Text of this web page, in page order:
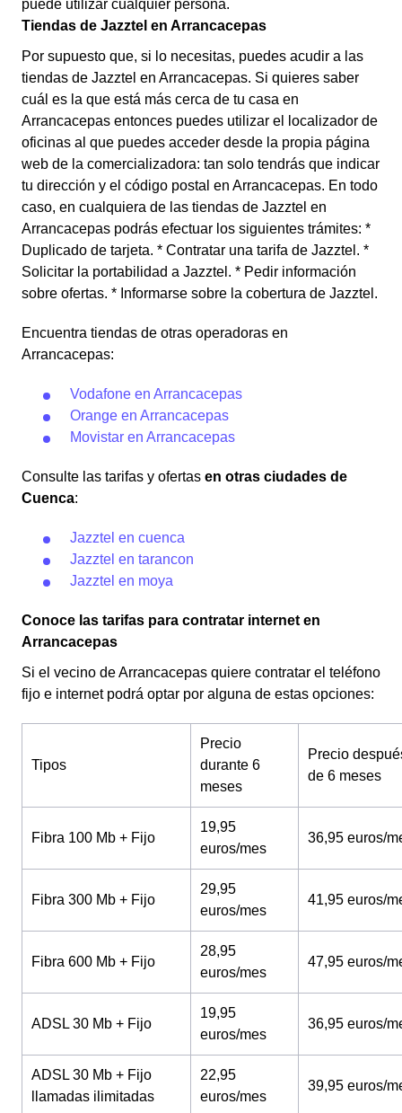
puede utilizar cualquier persona.
Tiendas de Jazztel en Arrancacepas
Por supuesto que, si lo necesitas, puedes acudir a las
tiendas de Jazztel en Arrancacepas. Si quieres saber
cuál es la que está más cerca de tu casa en
Arrancacepas entonces puedes utilizar el localizador de
oficinas al que puedes acceder desde la propia página
web de la comercializadora: tan solo tendrás que indicar
tu dirección y el código postal en Arrancacepas. En todo
caso, en cualquiera de las tiendas de Jazztel en
Arrancacepas podrás efectuar los siguientes trámites: *
Duplicado de tarjeta. * Contratar una tarifa de Jazztel. *
Solicitar la portabilidad a Jazztel. * Pedir información
sobre ofertas. * Informarse sobre la cobertura de Jazztel.
Encuentra tiendas de otras operadoras en
Arrancacepas:
Vodafone en Arrancacepas
Orange en Arrancacepas
Movistar en Arrancacepas
Consulte las tarifas y ofertas en otras ciudades de
Cuenca:
Jazztel en cuenca
Jazztel en tarancon
Jazztel en moya
Conoce las tarifas para contratar internet en
Arrancacepas
Si el vecino de Arrancacepas quiere contratar el teléfono
fijo e internet podrá optar por alguna de estas opciones:
Tipos
Precio
durante 6
meses
Precio
de 6 meses
Fibra 100 Mb + Fijo
19,95
euros/mes
36,95 euros/
Fibra 300 Mb + Fijo
29,95
euros/mes
41,95 euros/
Fibra 600 Mb + Fijo
28,95
euros/mes
47,95 euros/
ADSL 30 Mb + Fijo
19,95
euros/mes
36,95 euros/
ADSL 30 Mb + Fijo
llamadas ilimitadas
22,95
euros/mes
39,95 euros/